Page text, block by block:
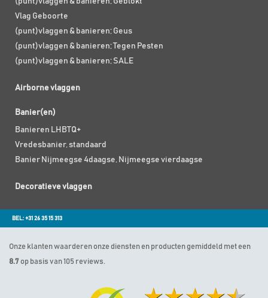
Vlag Geboorte
(punt)vlaggen & banieren; Geus
(punt)vlaggen & banieren; Tegen Pesten
(punt)vlaggen & banieren; SALE
Airborne vlaggen
Banier(en)
Banieren LHBTQ+
Vredesbanier, standaard
Banier Nijmeegse 4daagse, Nijmeegse vierdaagse
Decoratieve vlaggen
BEL: +31 26 35 15 313
Onze klanten waarderen onze diensten en producten gemiddeld met een
8.7 op basis van 105 reviews.